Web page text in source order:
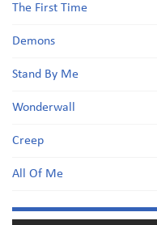
The First Time
Demons
Stand By Me
Wonderwall
Creep
All Of Me